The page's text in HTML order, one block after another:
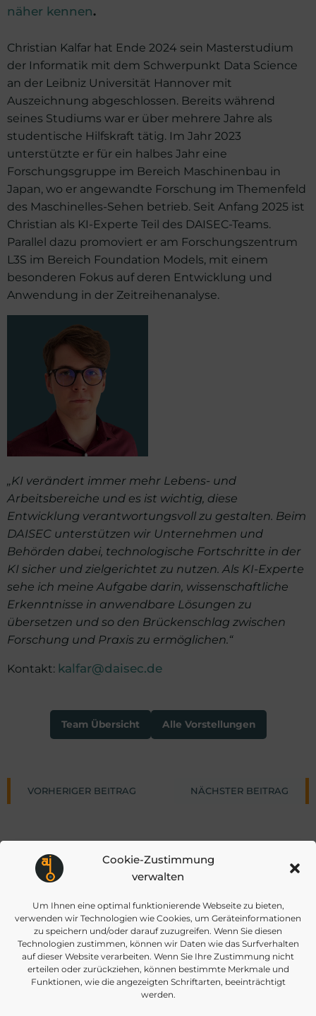
Cookie-Zustimmung
verwalten
Um Ihnen eine optimal funktionierende Webseite zu bieten,
verwenden wir Technologien wie Cookies, um Geräteinformationen
zu speichern und/oder darauf zuzugreifen. Wenn Sie diesen
Technologien zustimmen, können wir Daten wie das Surfverhalten
auf dieser Website verarbeiten. Wenn Sie Ihre Zustimmung nicht
erteilen oder zurückziehen, können bestimmte Merkmale und
Funktionen, wie die angezeigten Schriftarten, beeinträchtigt
werden.
näher kennen.
Christian Kalfar hat Ende 2024 sein Masterstudium
der Informatik mit dem Schwerpunkt Data Science
an der Leibniz Universität Hannover mit
Auszeichnung abgeschlossen. Bereits während
seines Studiums war er über mehrere Jahre als
studentische Hilfskraft tätig. Im Jahr 2023
unterstützte er für ein halbes Jahr eine
Forschungsgruppe im Bereich Maschinenbau in
Japan, wo er angewandte Forschung im Themenfeld
des Maschinelles-Sehen betrieb. Seit Anfang 2025 ist
Christian als KI-Experte Teil des DAISEC-Teams.
Parallel dazu promoviert er am Forschungszentrum
L3S im Bereich Foundation Models, mit einem
besonderen Fokus auf deren Entwicklung und
Anwendung in der Zeitreihenanalyse.
„KI verändert immer mehr Lebens- und
Arbeitsbereiche und es ist wichtig, diese
Entwicklung verantwortungsvoll zu gestalten. Beim
DAISEC unterstützen wir Unternehmen und
Behörden dabei, technologische Fortschritte in der
KI sicher und zielgerichtet zu nutzen. Als KI-Experte
sehe ich meine Aufgabe darin, wissenschaftliche
Erkenntnisse in anwendbare Lösungen zu
übersetzen und so den Brückenschlag zwischen
Forschung und Praxis zu ermöglichen.“
Kontakt: kalfar@daisec.de
Team Übersicht Alle Vorstellungen
Post
navigation
VORHERIGER BEITRAG
Post
NÄCHSTER BEITRAG
Appelstr. 4
30167 Hannover
info@daisec.de
Kontakt aufnehmen